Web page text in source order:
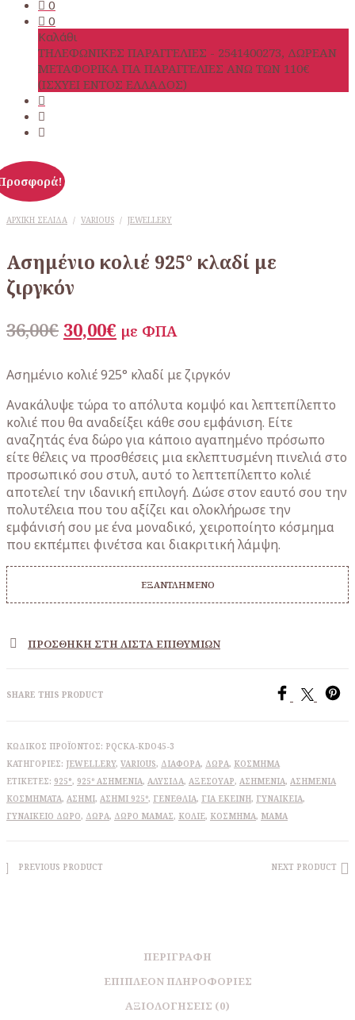
0
0
Καλάθι
ΤΗΛΕΦΩΝΙΚΕΣ ΠΑΡΑΓΓΕΛΙΕΣ - 2541400273, ΔΩΡΕΑΝ
ΜΕΤΑΦΟΡΙΚΑ ΓΙΑ ΠΑΡΑΓΓΕΛΙΕΣ ΑΝΩ ΤΩΝ 110€
(ΙΣΧΥΕΙ ΕΝΤΟΣ ΕΛΛΑΔΟΣ)
ΑΡΧΙΚΉ ΣΕΛΊΔΑ / VARIOUS / JEWELLERY
Ασημένιο κολιέ 925° κλαδί με
ζιργκόν
36,00€ Original
was:
36,00€.
30,00€ Η
τιμή
είναι:
30,00€.
με ΦΠΑ
Ασημένιο κολιέ 925° κλαδί με ζιργκόν
Ανακάλυψε τώρα το απόλυτα κομψό και λεπτεπίλεπτο
κολιέ που θα αναδείξει κάθε σου εμφάνιση. Είτε
αναζητάς ένα δώρο για κάποιο αγαπημένο πρόσωπο
είτε θέλεις να προσθέσεις μια εκλεπτυσμένη πινελιά στο
προσωπικό σου στυλ, αυτό το λεπτεπίλεπτο κολιέ
αποτελεί την ιδανική επιλογή. Δώσε στον εαυτό σου την
πολυτέλεια που του αξίζει και ολοκλήρωσε την
εμφάνισή σου με ένα μοναδικό, χειροποίητο κόσμημα
που εκπέμπει φινέτσα και διακριτική λάμψη.
ΕΞΑΝΤΛΗΜΈΝΟ
ΠΡΟΣΘΉΚΗ ΣΤΗ ΛΊΣΤΑ ΕΠΙΘΥΜΙΏΝ
SHARE THIS PRODUCT
ΚΩΔΙΚΌΣ ΠΡΟΪΌΝΤΟΣ: PQCKA-KDO45-3
ΚΑΤΗΓΟΡΊΕΣ: JEWELLERY, VARIOUS, ΔΙΆΦΟΡΑ, ΔΩΡΑ, ΚΌΣΜΗΜΑ
ΕΤΙΚΈΤΕΣ: 925°, 925º ΑΣΗΜΈΝΙΑ, ΑΛΥΣΊΔΑ, ΑΞΕΣΟΥΆΡ, ΑΣΗΜΈΝΙΑ, ΑΣΗΜΈΝΙΑ
ΚΟΣΜΉΜΑΤΑ, ΑΣΉΜΙ, ΑΣΉΜΙ 925º, ΓΕΝΈΘΛΙΑ, ΓΙΑ ΕΚΕΊΝΗ, ΓΥΝΑΙΚΕΊΑ,
ΓΥΝΑΙΚΕΊΟ ΔΏΡΟ, ΔΏΡΑ, ΔΏΡΟ ΜΑΜΆΣ, ΚΟΛΙΈ, ΚΌΣΜΗΜΑ, ΜΑΜΆ
PREVIOUS PRODUCT NEXT PRODUCT
ΠΕΡΙΓΡΑΦΉ
ΕΠΙΠΛΈΟΝ ΠΛΗΡΟΦΟΡΊΕΣ
ΑΞΙΟΛΟΓΉΣΕΙΣ (0)